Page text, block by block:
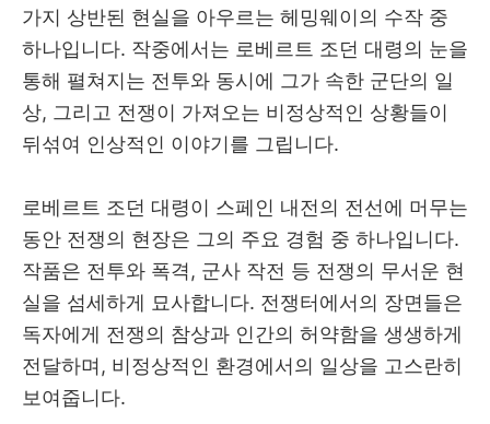
가지 상반된 현실을 아우르는 헤밍웨이의 수작 중
하나입니다. 작중에서는 로베르트 조던 대령의 눈을
통해 펼쳐지는 전투와 동시에 그가 속한 군단의 일
상, 그리고 전쟁이 가져오는 비정상적인 상황들이
뒤섞여 인상적인 이야기를 그립니다.
로베르트 조던 대령이 스페인 내전의 전선에 머무는
동안 전쟁의 현장은 그의 주요 경험 중 하나입니다.
작품은 전투와 폭격, 군사 작전 등 전쟁의 무서운 현
실을 섬세하게 묘사합니다. 전쟁터에서의 장면들은
독자에게 전쟁의 참상과 인간의 허약함을 생생하게
전달하며, 비정상적인 환경에서의 일상을 고스란히
보여줍니다.